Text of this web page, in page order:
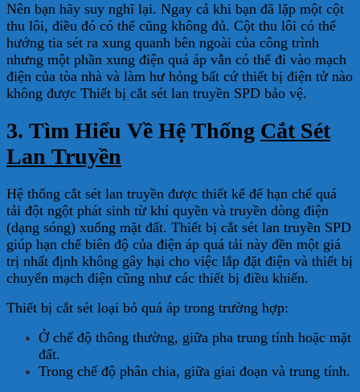
Nên bạn hãy suy nghĩ lại. Ngay cả khi bạn đã lặp một cột
thu lôi, điều đó có thể cũng không đủ. Cột thu lôi có thể
hướng tia sét ra xung quanh bên ngoài của công trình
nhưng một phần xung điện quá áp vẫn có thể đi vào mạch
điện của tòa nhà và làm hư hỏng bất cứ thiết bị điện tử nào
không được Thiết bị cắt sét lan truyền SPD bảo vệ.
3. Tìm Hiểu Về Hệ Thống Cắt Sét
Lan Truyền
Hệ thống cắt sét lan truyền được thiết kế để hạn chế quá
tải đột ngột phát sinh từ khí quyền và truyền dòng điện
(dạng sóng) xuống mặt đất. Thiết bị cắt sét lan truyền SPD
giúp hạn chế biên độ của điện áp quá tải này đền một giá
trị nhất định không gây hại cho việc lắp đặt điện và thiết bị
chuyển mạch điện cũng như các thiết bị điều khiển.
Thiết bị cắt sét loại bỏ quá áp trong trường hợp:
Ở chế độ thông thường, giữa pha trung tính hoặc mặt
đất.
Trong chế độ phân chia, giữa giai đoạn và trung tính.